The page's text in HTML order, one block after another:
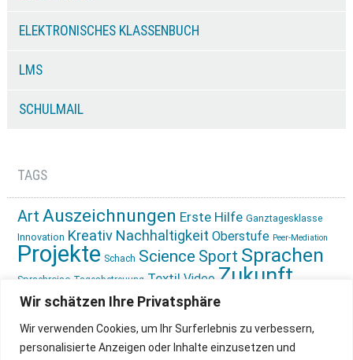
Wir schätzen Ihre Privatsphäre
Wir verwenden Cookies, um Ihr Surferlebnis zu verbessern,
personalisierte Anzeigen oder Inhalte einzusetzen und
ELEKTRONISCHES KLASSENBUCH
LMS
SCHULMAIL
TAGS
Art Auszeichnungen Erste Hilfe Ganztagesklasse
Innovation Kreativ Nachhaltigkeit Oberstufe Peer-Mediation
Projekte Schach Science Sport Sprachen
Sprachreise Tagesbetreuung Textil Video Zukunft
gestalten Ökologie